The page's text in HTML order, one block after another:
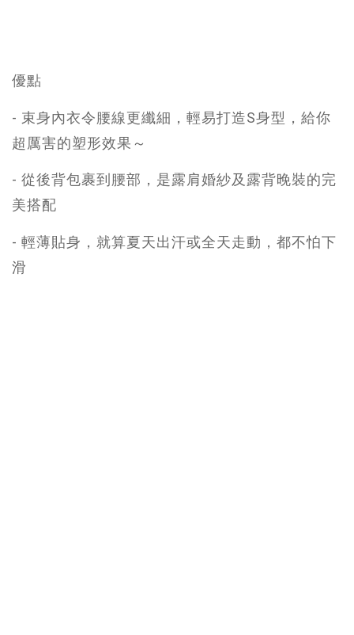
優點
- 束身內衣令腰線更纖細，輕易打造S身型，給你
超厲害的塑形效果～
- 從後背包裹到腰部，是露肩婚紗及露背晚裝的完
美搭配
- 輕薄貼身，就算夏天出汗或全天走動，都不怕下
滑